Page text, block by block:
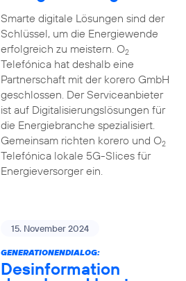
Smarte digitale Lösungen sind der
Schlüssel, um die Energiewende
erfolgreich zu meistern. O2
Telefónica hat deshalb eine
Partnerschaft mit der korero GmbH
geschlossen. Der Serviceanbieter
ist auf Digitalisierungslösungen für
die Energiebranche spezialisiert.
Gemeinsam richten korero und O2
Telefónica lokale 5G-Slices für
Energieversorger ein.
15. November 2024
GENERATIONENDIALOG:
Desinformation